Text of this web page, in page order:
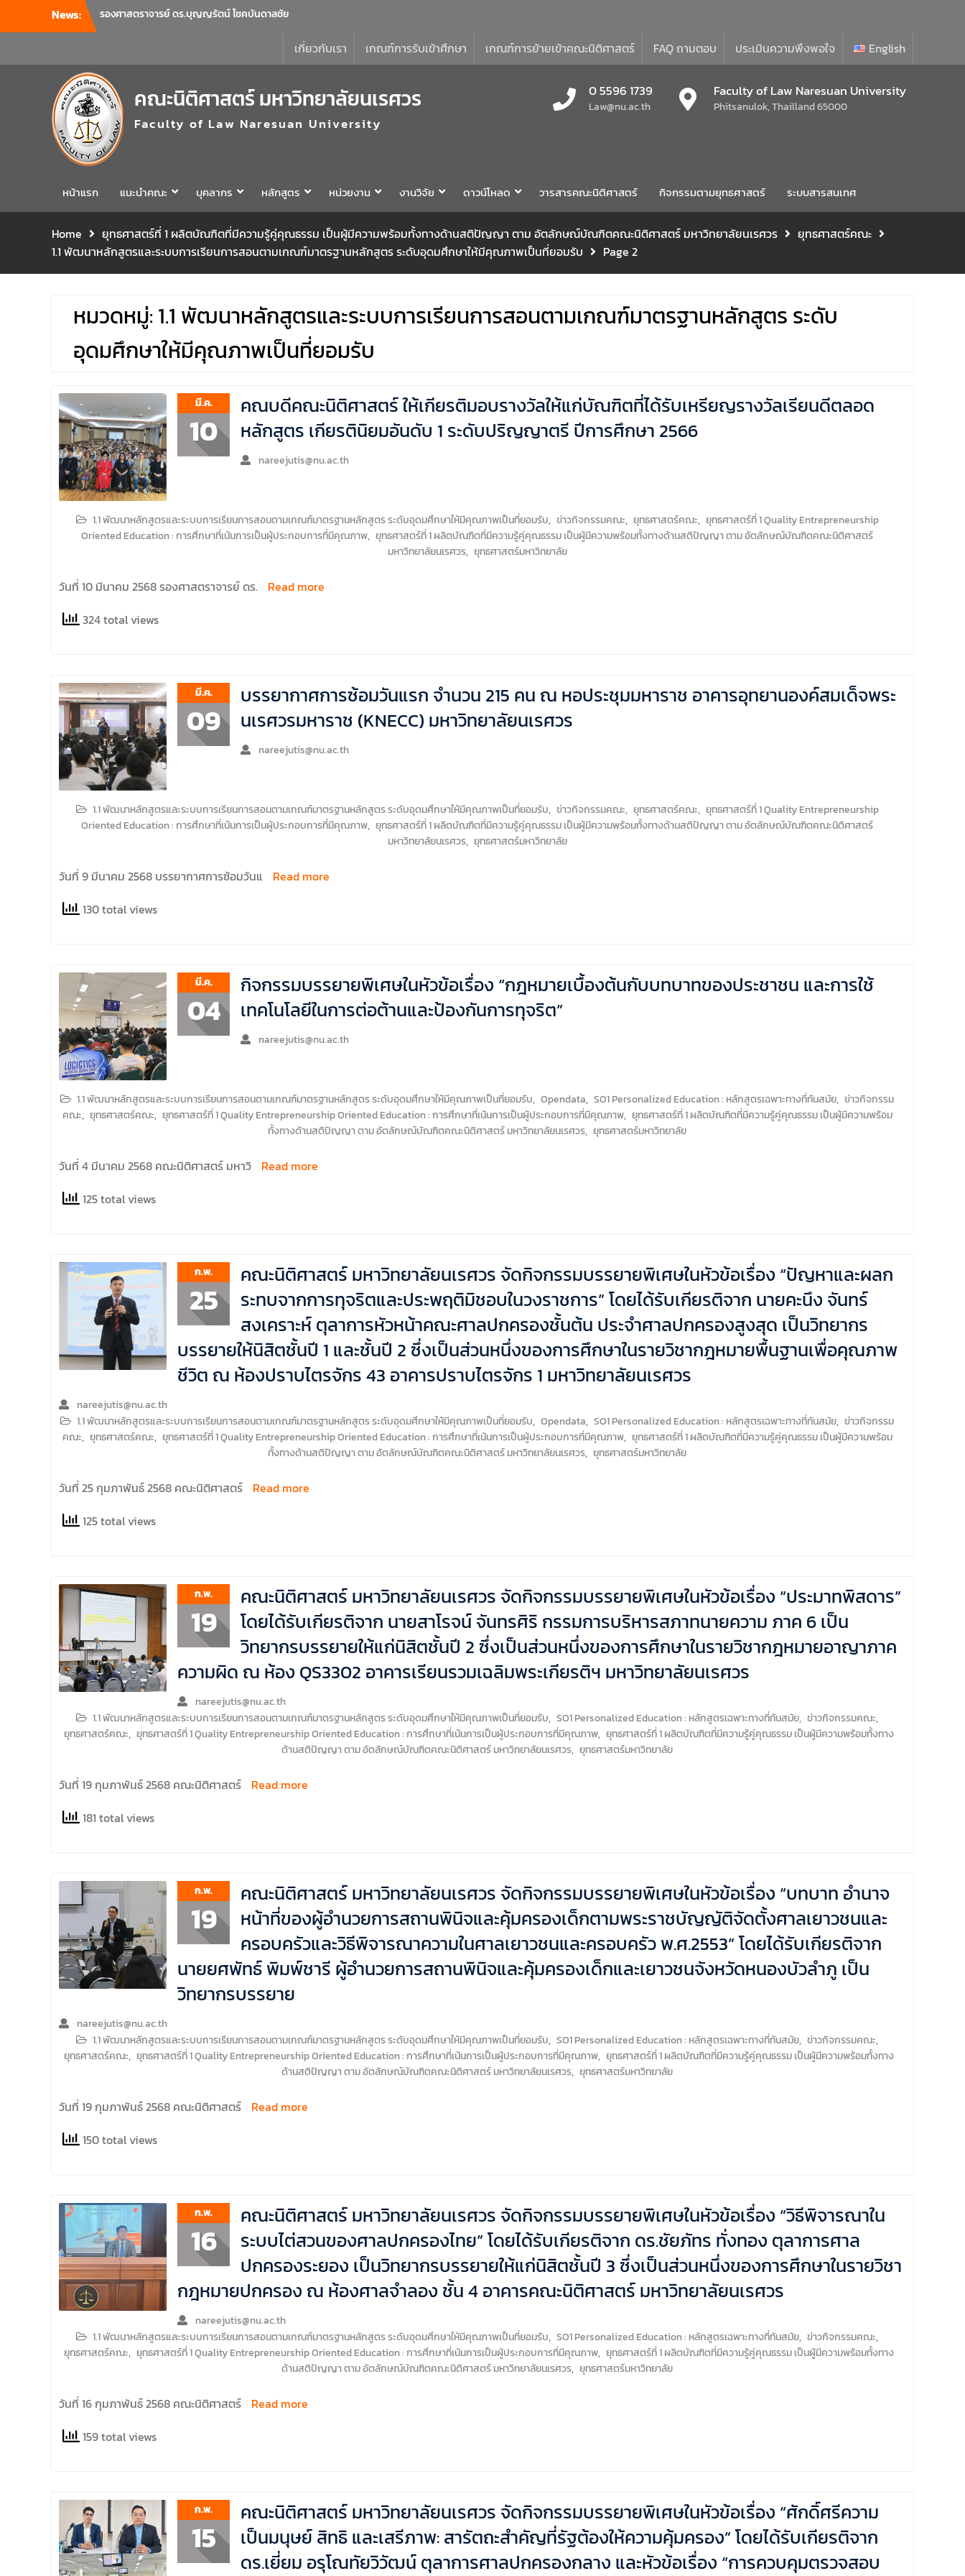
News:
คณะนิติศาสตร์ มหาวิทยาลัยนเรศวร จัด
2-311 อาคารปราบไตรจักร 2 มหาวิทยาลัย
นเรศวร โดยกิจกรรมดังกล่าวจัดขึ้นสำหรับ
บุคลากรที่ปฏิบัติงาน ณ กลุ่มอาคารอุตสาหกรรม
บริการ เพื่อร่วมกันสร้างพื้นที่การทำงานที่
ปลอดภัย ซึ่งครอบคลุมหน่วยงานภายในกลุ่ม
อาคารทั้ง 3 คณะ และ 1 กอง
คณะนิติศาสตร์ มหาวิทยาลัยนเรศวร จัด
การศึกษา 2569 โดยได้รับเกียรติจาก รอง
ศาสตราจารย์ ดร.บุญญรัตน์ โชคบันดาลชัย
พิธีเปิด พร้อมกล่าวต้อนรับและให้โอวาทแก่นิสิต
ใหม่ มีวัตถุประสงค์เพื่อให้ผู้ปกครองและนิสิตได้
คณบดีคณะนิติศาสตร์ เป็นประธานที่ประชุมผู้
บริหารคณะพบบุคลากรคณะนิติศาสตร์ เพื่อ
เป็นการเตรียมพร้อมก่อนเปิดภาคเรียนต้น ปีการ
ศึกษา 2569 พร้อมด้วยรองคณบดีทุกฝ่ายเข้า
ด้านของคณะ รวมทั้งการเตรียมความพร้อมการ
จัดการเรียนการสอนรายวิชาวิจัยทางกฎหมาย
และรายวิชาตรรกศาสตร์และการเขียนในทาง
นิติศาสตร์ ณ ห้องประชุมชั้น 3 อาคารคณะ
นิติศาสตร์ มหาวิทยาลัยนเรศวร
เกี่ยวกับเรา เกณฑ์การรับเข้าศึกษา เกณฑ์การย้ายเข้าคณะนิติศาสตร์ FAQ ถามตอบ ประเมินความพึงพอใจ English
คณะนิติศาสตร์ มหาวิทยาลัยนเรศวร
Faculty of Law Naresuan University
0 5596 1739
Law@nu.ac.th
Faculty of Law Naresuan University
Phitsanulok, Thailland 65000
หน้าแรก แนะนำคณะ บุคลากร หลักสูตร หน่วยงาน งานวิจัย ดาวน์โหลด วารสารคณะนิติศาสตร์ กิจกรรมตามยุทธศาสตร์ ระบบสารสนเทศ
Home ยุทธศาสตร์ที่ 1 ผลิตบัณฑิตที่มีความรู้คู่คุณธรรม เป็นผู้มีความพร้อมทั้งทางด้านสติปัญญา ตาม อัตลักษณ์บัณฑิตคณะนิติศาสตร์ มหาวิทยาลัยนเรศวร
ยุทธศาสตร์คณะ
1.1 พัฒนาหลักสูตรและระบบการเรียนการสอนตามเกณฑ์มาตรฐานหลักสูตร ระดับอุดมศึกษาให้มีคุณภาพเป็นที่ยอมรับ
Page 2
หมวดหมู่: 1.1 พัฒนาหลักสูตรและระบบการเรียนการสอนตามเกณฑ์มาตรฐานหลักสูตร ระดับ
อุดมศึกษาให้มีคุณภาพเป็นที่ยอมรับ
มี.ค.
10
คณบดีคณะนิติศาสตร์ ให้เกียรติมอบรางวัลให้แก่บัณฑิตที่ได้รับเหรียญรางวัลเรียนดีตลอด
หลักสูตร เกียรตินิยมอันดับ 1 ระดับปริญญาตรี ปีการศึกษา 2566
nareejutis@nu.ac.th
1.1 พัฒนาหลักสูตรและระบบการเรียนการสอนตามเกณฑ์มาตรฐานหลักสูตร ระดับอุดมศึกษาให้มีคุณภาพเป็นที่ยอมรับ, ข่าวกิจกรรมคณะ, ยุทธศาสตร์คณะ, ยุทธศาสตร์ที่ 1 Quality Entrepreneurship
Oriented Education : การศึกษาที่เน้นการเป็นผู้ประกอบการที่มีคุณภาพ, ยุทธศาสตร์ที่ 1 ผลิตบัณฑิตที่มีความรู้คู่คุณธรรม เป็นผู้มีความพร้อมทั้งทางด้านสติปัญญา ตาม อัตลักษณ์บัณฑิตคณะนิติศาสตร์
มหาวิทยาลัยนเรศวร, ยุทธศาสตร์มหาวิทยาลัย
วันที่ 10 มีนาคม 2568 รองศาสตราจารย์ ดร.
Read more
324 total views
มี.ค.
09
บรรยากาศการซ้อมวันแรก จำนวน 215 คน ณ หอประชุมมหาราช อาคารอุทยานองค์สมเด็จพระ
นเรศวรมหาราช (KNECC) มหาวิทยาลัยนเรศวร
nareejutis@nu.ac.th
1.1 พัฒนาหลักสูตรและระบบการเรียนการสอนตามเกณฑ์มาตรฐานหลักสูตร ระดับอุดมศึกษาให้มีคุณภาพเป็นที่ยอมรับ, ข่าวกิจกรรมคณะ, ยุทธศาสตร์คณะ, ยุทธศาสตร์ที่ 1 Quality Entrepreneurship
Oriented Education : การศึกษาที่เน้นการเป็นผู้ประกอบการที่มีคุณภาพ, ยุทธศาสตร์ที่ 1 ผลิตบัณฑิตที่มีความรู้คู่คุณธรรม เป็นผู้มีความพร้อมทั้งทางด้านสติปัญญา ตาม อัตลักษณ์บัณฑิตคณะนิติศาสตร์
มหาวิทยาลัยนเรศวร, ยุทธศาสตร์มหาวิทยาลัย
วันที่ 9 มีนาคม 2568 บรรยากาศการซ้อมวันแ
Read more
130 total views
มี.ค.
04
กิจกรรมบรรยายพิเศษในหัวข้อเรื่อง “กฎหมายเบื้องต้นกับบทบาทของประชาชน และการใช้
เทคโนโลยีในการต่อต้านและป้องกันการทุจริต”
nareejutis@nu.ac.th
1.1 พัฒนาหลักสูตรและระบบการเรียนการสอนตามเกณฑ์มาตรฐานหลักสูตร ระดับอุดมศึกษาให้มีคุณภาพเป็นที่ยอมรับ, Opendata, SO1 Personalized Education : หลักสูตรเฉพาะทางที่ทันสมัย, ข่าวกิจกรรม
คณะ, ยุทธศาสตร์คณะ, ยุทธศาสตร์ที่ 1 Quality Entrepreneurship Oriented Education : การศึกษาที่เน้นการเป็นผู้ประกอบการที่มีคุณภาพ, ยุทธศาสตร์ที่ 1 ผลิตบัณฑิตที่มีความรู้คู่คุณธรรม เป็นผู้มีความพร้อม
ทั้งทางด้านสติปัญญา ตาม อัตลักษณ์บัณฑิตคณะนิติศาสตร์ มหาวิทยาลัยนเรศวร, ยุทธศาสตร์มหาวิทยาลัย
วันที่ 4 มีนาคม 2568 คณะนิติศาสตร์ มหาวิ
Read more
125 total views
ก.พ.
25
คณะนิติศาสตร์ มหาวิทยาลัยนเรศวร จัดกิจกรรมบรรยายพิเศษในหัวข้อเรื่อง “ปัญหาและผลก
ระทบจากการทุจริตและประพฤติมิชอบในวงราชการ” โดยได้รับเกียรติจาก นายคะนึง จันทร์
สงเคราะห์ ตุลาการหัวหน้าคณะศาลปกครองชั้นต้น ประจำศาลปกครองสูงสุด เป็นวิทยากร
บรรยายให้นิสิตชั้นปี 1 และชั้นปี 2 ซึ่งเป็นส่วนหนึ่งของการศึกษาในรายวิชากฎหมายพื้นฐานเพื่อคุณภาพ
ชีวิต ณ ห้องปราบไตรจักร 43 อาคารปราบไตรจักร 1 มหาวิทยาลัยนเรศวร
nareejutis@nu.ac.th
1.1 พัฒนาหลักสูตรและระบบการเรียนการสอนตามเกณฑ์มาตรฐานหลักสูตร ระดับอุดมศึกษาให้มีคุณภาพเป็นที่ยอมรับ, Opendata, SO1 Personalized Education : หลักสูตรเฉพาะทางที่ทันสมัย, ข่าวกิจกรรม
คณะ, ยุทธศาสตร์คณะ, ยุทธศาสตร์ที่ 1 Quality Entrepreneurship Oriented Education : การศึกษาที่เน้นการเป็นผู้ประกอบการที่มีคุณภาพ, ยุทธศาสตร์ที่ 1 ผลิตบัณฑิตที่มีความรู้คู่คุณธรรม เป็นผู้มีความพร้อม
ทั้งทางด้านสติปัญญา ตาม อัตลักษณ์บัณฑิตคณะนิติศาสตร์ มหาวิทยาลัยนเรศวร, ยุทธศาสตร์มหาวิทยาลัย
วันที่ 25 กุมภาพันธ์ 2568 คณะนิติศาสตร์
Read more
125 total views
ก.พ.
19
คณะนิติศาสตร์ มหาวิทยาลัยนเรศวร จัดกิจกรรมบรรยายพิเศษในหัวข้อเรื่อง “ประมาทพิสดาร”
โดยได้รับเกียรติจาก นายสาโรจน์ จันทรศิริ กรรมการบริหารสภาทนายความ ภาค 6 เป็น
วิทยากรบรรยายให้แก่นิสิตชั้นปี 2 ซึ่งเป็นส่วนหนึ่งของการศึกษาในรายวิชากฎหมายอาญาภาค
ความผิด ณ ห้อง QS3302 อาคารเรียนรวมเฉลิมพระเกียรติฯ มหาวิทยาลัยนเรศวร
nareejutis@nu.ac.th
1.1 พัฒนาหลักสูตรและระบบการเรียนการสอนตามเกณฑ์มาตรฐานหลักสูตร ระดับอุดมศึกษาให้มีคุณภาพเป็นที่ยอมรับ, SO1 Personalized Education : หลักสูตรเฉพาะทางที่ทันสมัย, ข่าวกิจกรรมคณะ,
ยุทธศาสตร์คณะ, ยุทธศาสตร์ที่ 1 Quality Entrepreneurship Oriented Education : การศึกษาที่เน้นการเป็นผู้ประกอบการที่มีคุณภาพ, ยุทธศาสตร์ที่ 1 ผลิตบัณฑิตที่มีความรู้คู่คุณธรรม เป็นผู้มีความพร้อมทั้งทาง
ด้านสติปัญญา ตาม อัตลักษณ์บัณฑิตคณะนิติศาสตร์ มหาวิทยาลัยนเรศวร, ยุทธศาสตร์มหาวิทยาลัย
วันที่ 19 กุมภาพันธ์ 2568 คณะนิติศาสตร์
Read more
181 total views
ก.พ.
19
คณะนิติศาสตร์ มหาวิทยาลัยนเรศวร จัดกิจกรรมบรรยายพิเศษในหัวข้อเรื่อง “บทบาท อำนาจ
หน้าที่ของผู้อำนวยการสถานพินิจและคุ้มครองเด็กตามพระราชบัญญัติจัดตั้งศาลเยาวชนและ
ครอบครัวและวิธีพิจารณาความในศาลเยาวชนและครอบครัว พ.ศ.2553” โดยได้รับเกียรติจาก
นายยศพัทธ์ พิมพ์ชารี ผู้อำนวยการสถานพินิจและคุ้มครองเด็กและเยาวชนจังหวัดหนองบัวลำภู เป็น
วิทยากรบรรยาย
nareejutis@nu.ac.th
1.1 พัฒนาหลักสูตรและระบบการเรียนการสอนตามเกณฑ์มาตรฐานหลักสูตร ระดับอุดมศึกษาให้มีคุณภาพเป็นที่ยอมรับ, SO1 Personalized Education : หลักสูตรเฉพาะทางที่ทันสมัย, ข่าวกิจกรรมคณะ,
ยุทธศาสตร์คณะ, ยุทธศาสตร์ที่ 1 Quality Entrepreneurship Oriented Education : การศึกษาที่เน้นการเป็นผู้ประกอบการที่มีคุณภาพ, ยุทธศาสตร์ที่ 1 ผลิตบัณฑิตที่มีความรู้คู่คุณธรรม เป็นผู้มีความพร้อมทั้งทาง
ด้านสติปัญญา ตาม อัตลักษณ์บัณฑิตคณะนิติศาสตร์ มหาวิทยาลัยนเรศวร, ยุทธศาสตร์มหาวิทยาลัย
วันที่ 19 กุมภาพันธ์ 2568 คณะนิติศาสตร์
Read more
150 total views
ก.พ.
16
คณะนิติศาสตร์ มหาวิทยาลัยนเรศวร จัดกิจกรรมบรรยายพิเศษในหัวข้อเรื่อง “วิธีพิจารณาใน
ระบบไต่สวนของศาลปกครองไทย” โดยได้รับเกียรติจาก ดร.ชัยภัทร ทั่งทอง ตุลาการศาล
ปกครองระยอง เป็นวิทยากรบรรยายให้แก่นิสิตชั้นปี 3 ซึ่งเป็นส่วนหนึ่งของการศึกษาในรายวิชา
กฎหมายปกครอง ณ ห้องศาลจำลอง ชั้น 4 อาคารคณะนิติศาสตร์ มหาวิทยาลัยนเรศวร
nareejutis@nu.ac.th
1.1 พัฒนาหลักสูตรและระบบการเรียนการสอนตามเกณฑ์มาตรฐานหลักสูตร ระดับอุดมศึกษาให้มีคุณภาพเป็นที่ยอมรับ, SO1 Personalized Education : หลักสูตรเฉพาะทางที่ทันสมัย, ข่าวกิจกรรมคณะ,
ยุทธศาสตร์คณะ, ยุทธศาสตร์ที่ 1 Quality Entrepreneurship Oriented Education : การศึกษาที่เน้นการเป็นผู้ประกอบการที่มีคุณภาพ, ยุทธศาสตร์ที่ 1 ผลิตบัณฑิตที่มีความรู้คู่คุณธรรม เป็นผู้มีความพร้อมทั้งทาง
ด้านสติปัญญา ตาม อัตลักษณ์บัณฑิตคณะนิติศาสตร์ มหาวิทยาลัยนเรศวร, ยุทธศาสตร์มหาวิทยาลัย
วันที่ 16 กุมภาพันธ์ 2568 คณะนิติศาสตร์
Read more
159 total views
ก.พ.
15
คณะนิติศาสตร์ มหาวิทยาลัยนเรศวร จัดกิจกรรมบรรยายพิเศษในหัวข้อเรื่อง “ศักดิ์ศรีความ
เป็นมนุษย์ สิทธิ และเสรีภาพ: สารัตถะสำคัญที่รัฐต้องให้ความคุ้มครอง” โดยได้รับเกียรติจาก
ดร.เยี่ยม อรุโณทัยวิวัฒน์ ตุลาการศาลปกครองกลาง และหัวข้อเรื่อง “การควบคุมตรวจสอบ